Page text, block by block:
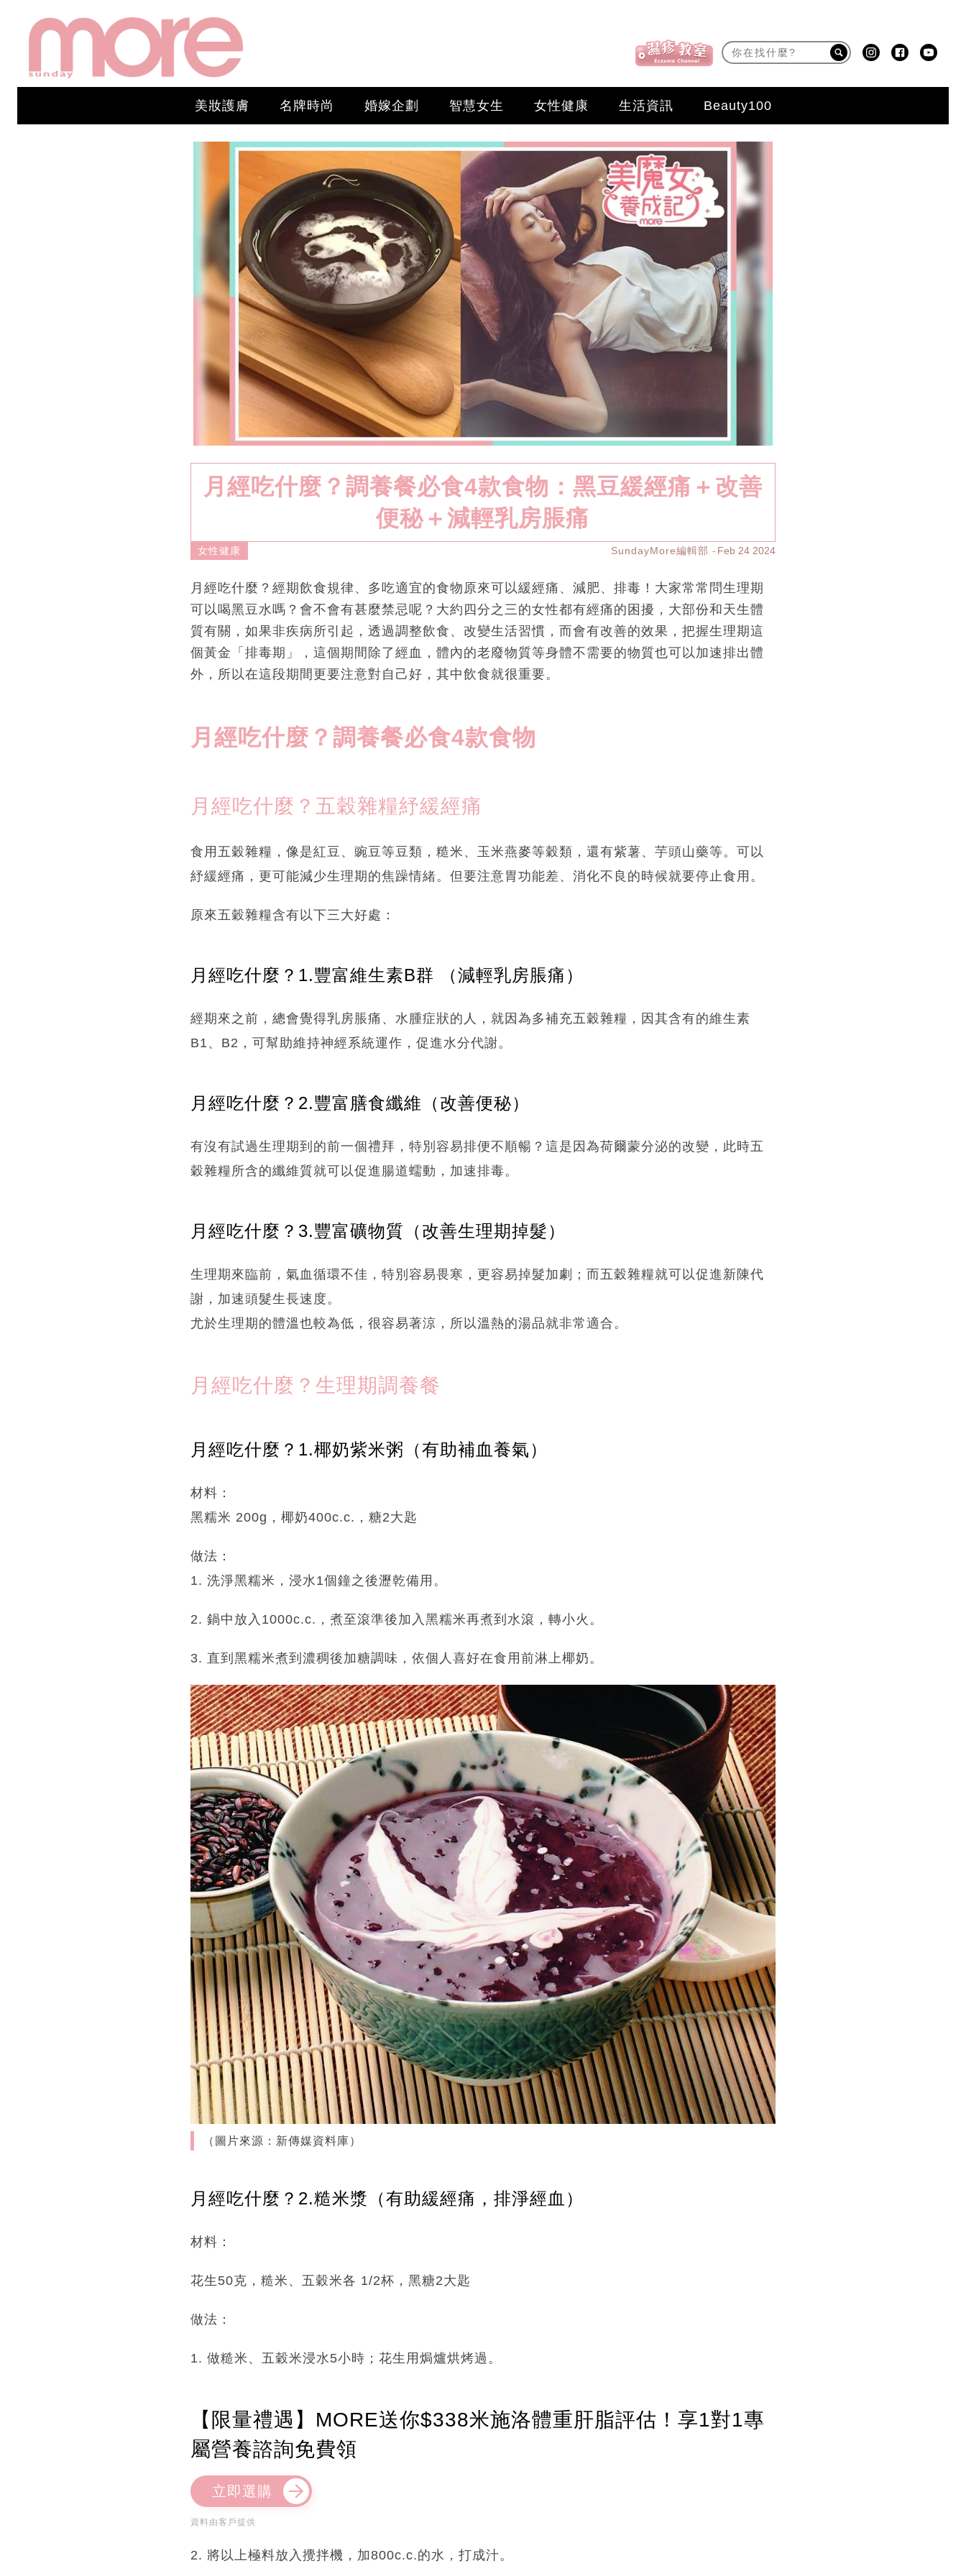
美妝護膚 名牌時尚 婚嫁企劃 智慧女生 女性健康 生活資訊 Beauty100
月經吃什麼？調養餐必食4款食物：黑豆緩經痛＋改善
便秘＋減輕乳房脹痛
女性健康 SundayMore編輯部 Feb 24 2024
月經吃什麼？經期飲食規律、多吃適宜的食物原來可以緩經痛、減肥、排毒！大家常常問生理期
可以喝黑豆水嗎？會不會有甚麼禁忌呢？大約四分之三的女性都有經痛的困擾，大部份和天生體
質有關，如果非疾病所引起，透過調整飲食、改變生活習慣，而會有改善的效果，把握生理期這
個黃金「排毒期」，這個期間除了經血，體內的老廢物質等身體不需要的物質也可以加速排出體
外，所以在這段期間更要注意對自己好，其中飲食就很重要。
月經吃什麼？調養餐必食4款食物
月經吃什麼？五穀雜糧紓緩經痛
食用五穀雜糧，像是紅豆、豌豆等豆類，糙米、玉米燕麥等穀類，還有紫薯、芋頭山藥等。可以
紓緩經痛，更可能減少生理期的焦躁情緒。但要注意胃功能差、消化不良的時候就要停止食用。
原來五穀雜糧含有以下三大好處：
月經吃什麼？1.豐富維生素B群 （減輕乳房脹痛）
經期來之前，總會覺得乳房脹痛、水腫症狀的人，就因為多補充五穀雜糧，因其含有的維生素
B1、B2，可幫助維持神經系統運作，促進水分代謝。
月經吃什麼？2.豐富膳食纖維（改善便秘）
有沒有試過生理期到的前一個禮拜，特別容易排便不順暢？這是因為荷爾蒙分泌的改變，此時五
穀雜糧所含的纖維質就可以促進腸道蠕動，加速排毒。
月經吃什麼？3.豐富礦物質（改善生理期掉髮）
生理期來臨前，氣血循環不佳，特別容易畏寒，更容易掉髮加劇；而五穀雜糧就可以促進新陳代
謝，加速頭髮生長速度。
尤於生理期的體溫也較為低，很容易著涼，所以溫熱的湯品就非常適合。
月經吃什麼？生理期調養餐
月經吃什麼？1.椰奶紫米粥（有助補血養氣）
材料：
黑糯米 200g，椰奶400c.c.，糖2大匙
做法：
1. 洗淨黑糯米，浸水1個鐘之後瀝乾備用。
2. 鍋中放入1000c.c.，煮至滾準後加入黑糯米再煮到水滾，轉小火。
3. 直到黑糯米煮到濃稠後加糖調味，依個人喜好在食用前淋上椰奶。
（圖片來源：新傳媒資料庫）
月經吃什麼？2.糙米漿（有助緩經痛，排淨經血）
材料：
花生50克，糙米、五穀米各 1/2杯，黑糖2大匙
做法：
1. 做糙米、五穀米浸水5小時；花生用焗爐烘烤過。
【限量禮遇】MORE送你$338米施洛體重肝脂評估！享1對1專
屬營養諮詢免費領
立即選購
資料由客戶提供
2. 將以上極料放入攪拌機，加800c.c.的水，打成汁。